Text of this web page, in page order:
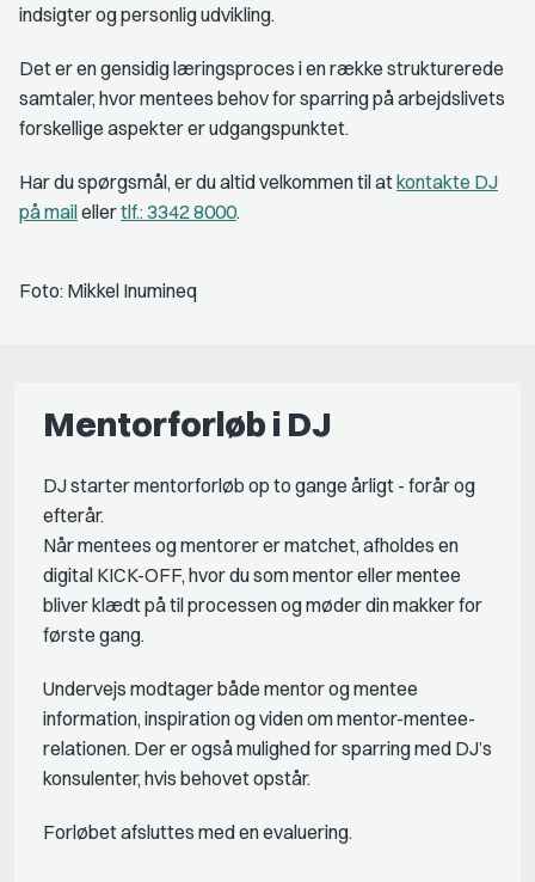
indsigter og personlig udvikling.
Det er en gensidig læringsproces i en række strukturerede
samtaler, hvor mentees behov for sparring på arbejdslivets
forskellige aspekter er udgangspunktet.
Har du spørgsmål, er du altid velkommen til atkontakte DJ
på mailellertlf.: 3342 8000.
Foto: Mikkel Inumineq
Mentorforløb i DJ
DJ starter mentorforløb op to gange årligt - forår og
efterår.
Når mentees og mentorer er matchet, afholdes en
digital KICK-OFF, hvor du som mentor eller mentee
bliver klædt på til processen og møder din makker for
første gang.
Undervejs modtager både mentor og mentee
information, inspiration og viden om mentor-mentee-
relationen. Der er også mulighed for sparring med DJ’s
konsulenter, hvis behovet opstår.
Forløbet afsluttes med en evaluering.